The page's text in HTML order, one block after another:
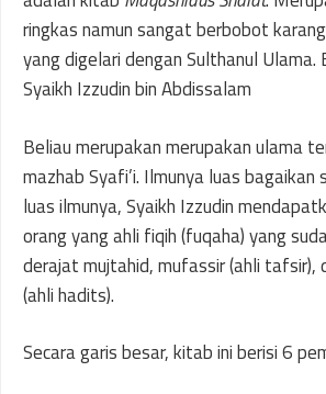
ringkas namun sangat berbobot
yang digelari dengan Sulthanul Ulama.
Syaikh Izzudin bin Abdissalam
Beliau merupakan merupakan ulama
mazhab Syafi’i. Ilmunya luas bagaikan
luas ilmunya, Syaikh Izzudin
orang yang ahli fiqih (fuqaha) yang
derajat mujtahid, mufassir (ahli tafsir),
(ahli hadits).
Secara garis besar, kitab ini berisi 6